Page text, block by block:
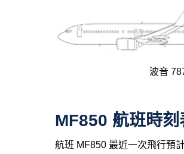
波音
MF850 航班時刻
航班 MF850 最近一次飛行預